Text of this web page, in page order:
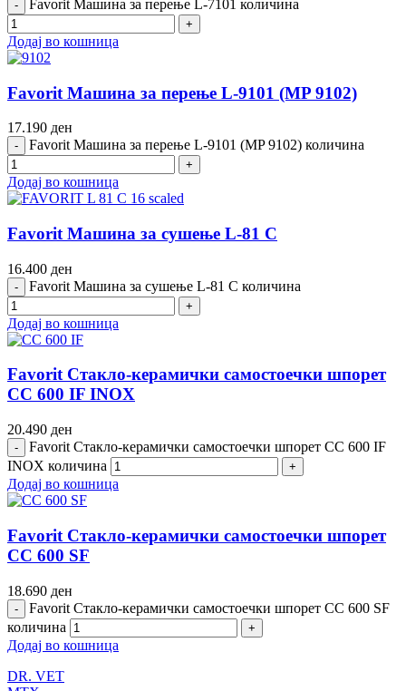
Favorit Машина за перење L-7101 количина
Додај во кошница
Favorit Машина за перење L-9101 (MP 9102)
17.190 ден
Favorit Машина за перење L-9101 (MP 9102) количина
Додај во кошница
Favorit Машина за сушење L-81 C
16.400 ден
Favorit Машина за сушење L-81 C количина
Додај во кошница
Favorit Стакло-керамички самостоечки шпорет
CC 600 IF INOX
20.490 ден
Favorit Стакло-керамички самостоечки шпорет CC 600 IF
INOX количина
Додај во кошница
Favorit Стакло-керамички самостоечки шпорет
CC 600 SF
18.690 ден
Favorit Стакло-керамички самостоечки шпорет CC 600 SF
количина
Додај во кошница
DR. VET